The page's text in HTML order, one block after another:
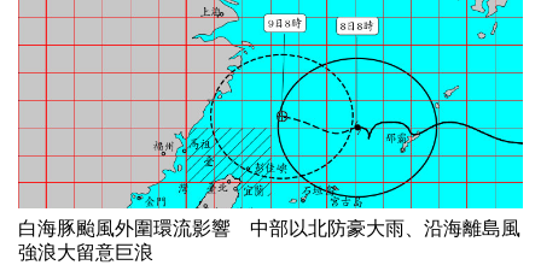
白海豚颱風外圍環流影響 中部以北防豪大雨、沿海離島風
強浪大留意巨浪